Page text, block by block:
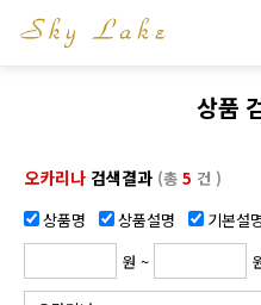
상품
오카리나 검색결과 (총 5 건 )
상품명
상품설명 기본설
원 ~